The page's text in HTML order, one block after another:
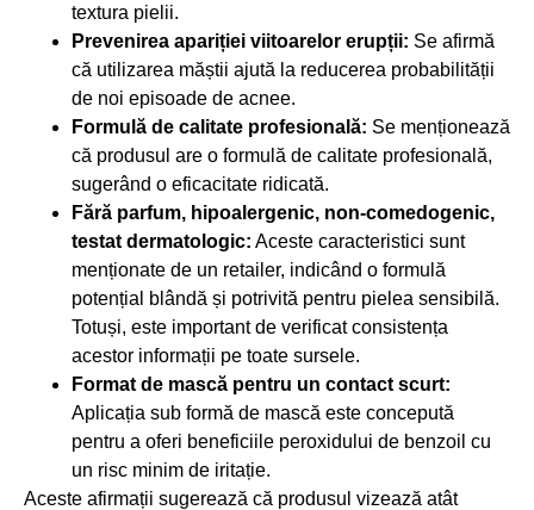
textura pielii.
Prevenirea apariției viitoarelor erupții: Se afirmă
că utilizarea măștii ajută la reducerea probabilității
de noi episoade de acnee.
Formulă de calitate profesională: Se menționează
că produsul are o formulă de calitate profesională,
sugerând o eficacitate ridicată.
Fără parfum, hipoalergenic, non-comedogenic,
testat dermatologic: Aceste caracteristici sunt
menționate de un retailer, indicând o formulă
potențial blândă și potrivită pentru pielea sensibilă.
Totuși, este important de verificat consistența
acestor informații pe toate sursele.
Format de mască pentru un contact scurt:
Aplicația sub formă de mască este concepută
pentru a oferi beneficiile peroxidului de benzoil cu
un risc minim de iritație.
Aceste afirmații sugerează că produsul vizează atât